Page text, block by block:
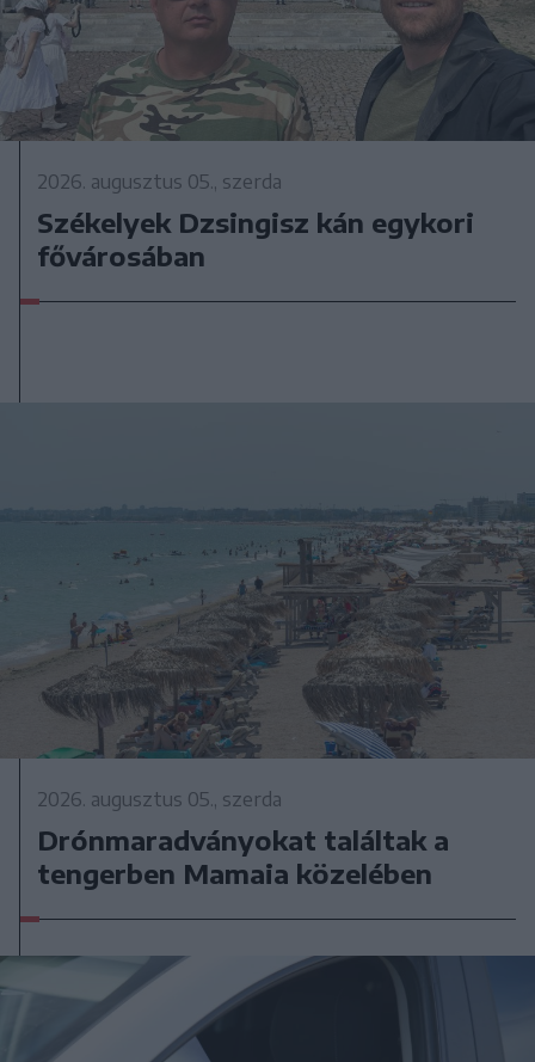
2026. augusztus 05., szerda
Székelyek Dzsingisz kán egykori
fővárosában
2026. augusztus 05., szerda
Drónmaradványokat találtak a
tengerben Mamaia közelében